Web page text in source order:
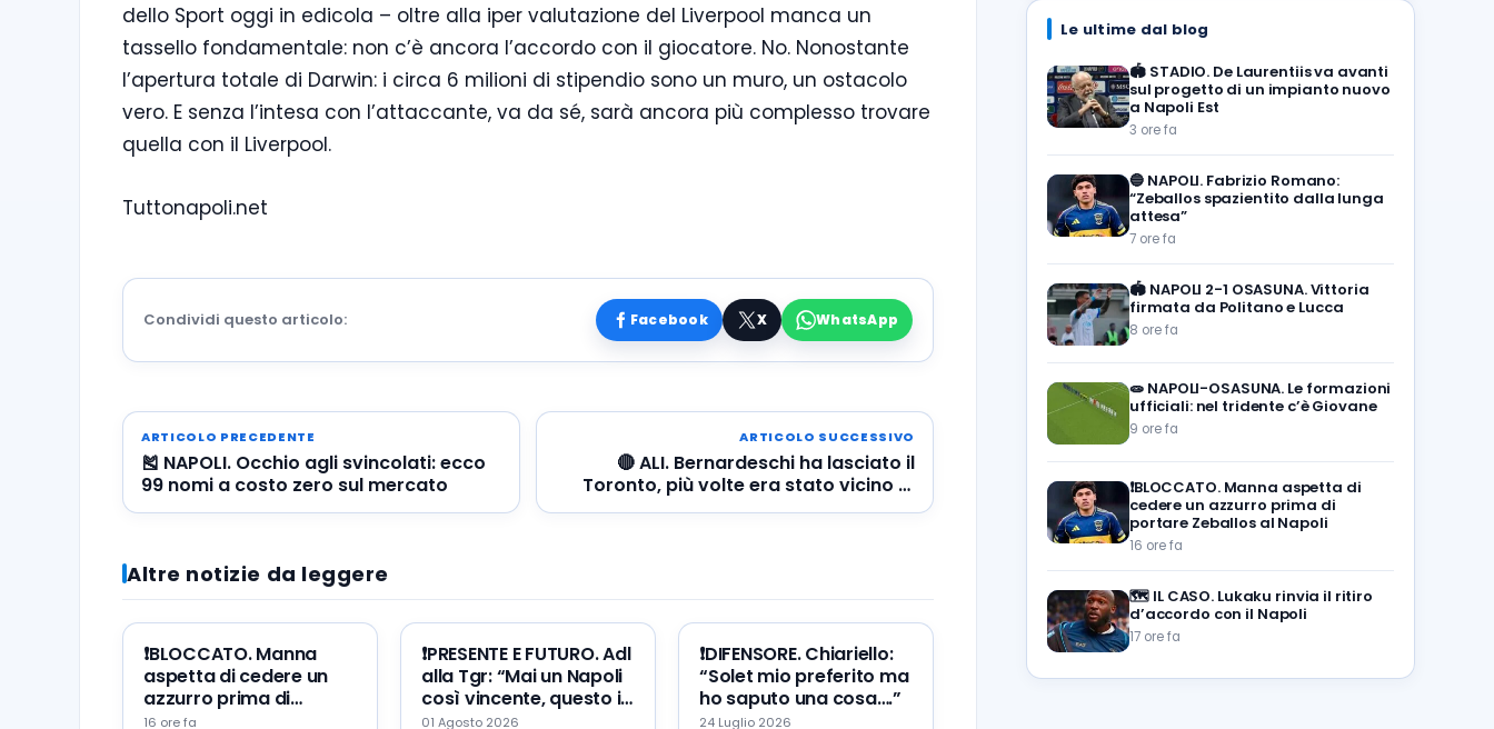
dello Sport oggi in edicola – oltre alla iper valutazione del Liverpool manca un
tassello fondamentale: non c’è ancora l’accordo con il giocatore. No. Nonostante
l’apertura totale di Darwin: i circa 6 milioni di stipendio sono un muro, un ostacolo
vero. E senza l’intesa con l’attaccante, va da sé, sarà ancora più complesso trovare
quella con il Liverpool.
Tuttonapoli.net
Condividi questo articolo: Facebook X WhatsApp
ARTICOLO PRECEDENTE
🎽 NAPOLI. Occhio agli svincolati: ecco
99 nomi a costo zero sul mercato
ARTICOLO SUCCESSIVO
🔴 ALI. Bernardeschi ha lasciato il
Toronto, più volte era stato vicino al
Napoli
Altre notizie da leggere
❗️BLOCCATO. Manna
aspetta di cedere un
azzurro prima di
portare Zeballos al
16 ore fa
❗️PRESENTE E FUTURO. Adl
alla Tgr: “Mai un Napoli
così vincente, questo il
mio errore ed il mio
01 Agosto 2026
❗️DIFENSORE. Chiariello:
“Solet mio preferito ma
ho saputo una cosa….”
24 Luglio 2026
Le ultime dal blog
🏟️ STADIO. De Laurentiis va avanti
sul progetto di un impianto nuovo
a Napoli Est
3 ore fa
🔵 NAPOLI. Fabrizio Romano:
“Zeballos spazientito dalla lunga
attesa”
7 ore fa
🏟️ NAPOLI 2-1 OSASUNA. Vittoria
firmata da Politano e Lucca
8 ore fa
🧫 NAPOLI-OSASUNA. Le formazioni
ufficiali: nel tridente c’è Giovane
9 ore fa
❗️BLOCCATO. Manna aspetta di
cedere un azzurro prima di
portare Zeballos al Napoli
16 ore fa
🗺️ IL CASO. Lukaku rinvia il ritiro
d’accordo con il Napoli
17 ore fa